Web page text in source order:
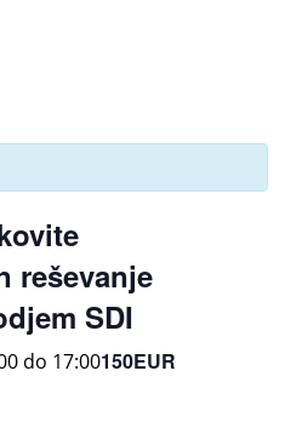
reševanje
SDI
do 17:00150EUR